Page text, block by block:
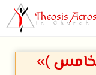
Theosis
in Church
)»